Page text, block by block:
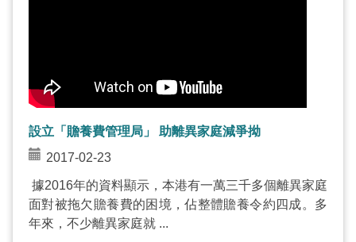
設立「贍養費管理局」 助離異家庭減爭拗
2017-02-23
據2016年的資料顯示，本港有一萬三千多個離異家庭
面對被拖欠贍養費的困境，佔整體贍養令約四成。多
年來，不少離異家庭就 ...